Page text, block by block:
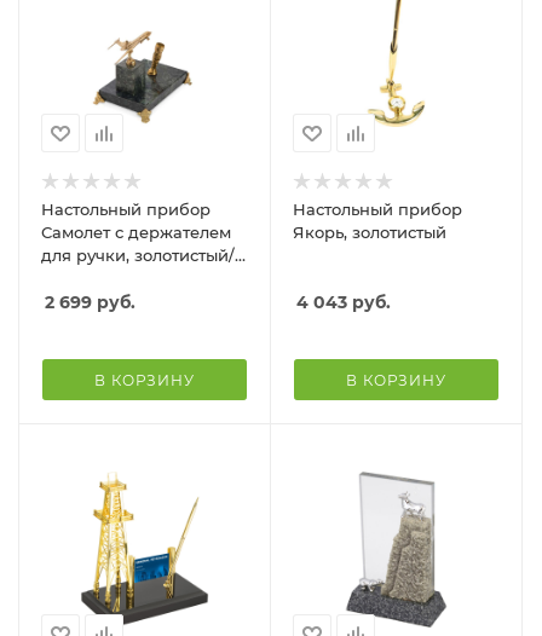
Настольный прибор
Самолет с держателем
для ручки, золотистый/
2 699 руб.
В КОРЗИНУ
Настольный прибор
Якорь, золотистый
4 043 руб.
В КОРЗИНУ